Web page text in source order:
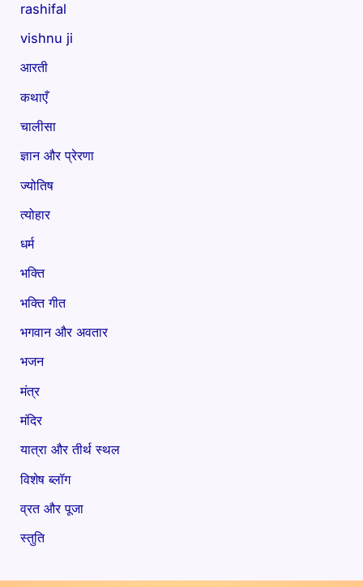
rashifal
vishnu ji
आरती
कथाएँ
चालीसा
ज्ञान और प्रेरणा
ज्योतिष
त्योहार
धर्म
भक्ति
भक्ति गीत
भगवान और अवतार
भजन
मंत्र
मंदिर
यात्रा और तीर्थ स्थल
विशेष ब्लॉग
व्रत और पूजा
स्तुति